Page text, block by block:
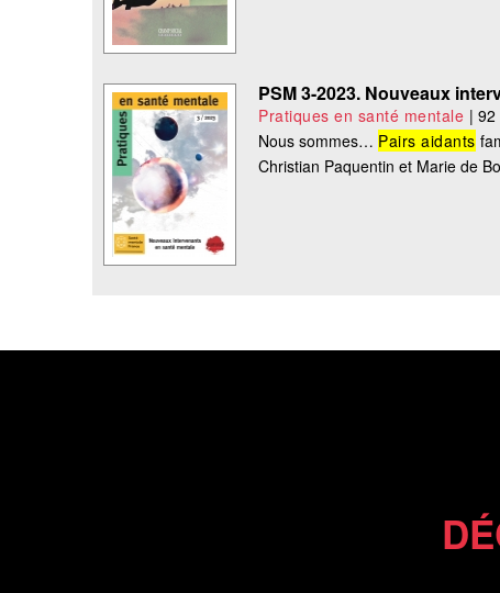
PSM 3-2023. Nouveaux
Pratiques en santé mentale |
Nous sommes… Pairs aidants
Christian Paquentin et Marie de